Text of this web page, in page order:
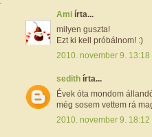
Ami írta...
milyen guszta!
Ezt ki kell próbálnom! :)
2010. november 9. 13:18
sedith írta...
Évek óta mondom
még sosem vettem rá
2010. november 9. 18:12